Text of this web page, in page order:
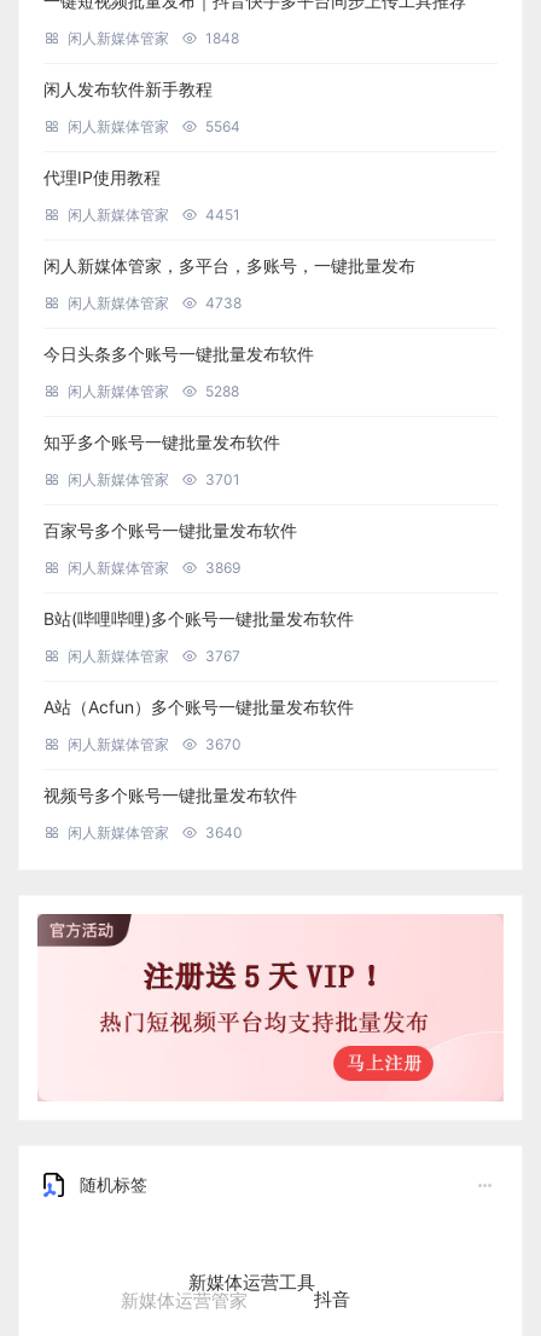
闲人新媒体管家 1848
闲人发布软件新手教程
闲人新媒体管家 5564
代理IP使用教程
闲人新媒体管家 4451
闲人新媒体管家，多平台，多账号，一键批量发布
闲人新媒体管家 4738
今日头条多个账号一键批量发布软件
闲人新媒体管家 5288
知乎多个账号一键批量发布软件
闲人新媒体管家 3701
百家号多个账号一键批量发布软件
闲人新媒体管家 3869
B站(哔哩哔哩)多个账号一键批量发布软件
闲人新媒体管家 3767
A站（Acfun）多个账号一键批量发布软件
闲人新媒体管家 3670
视频号多个账号一键批量发布软件
闲人新媒体管家 3640
随机标签
新媒体运营管家
新媒体运营工具
抖音